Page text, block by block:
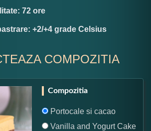
72 ore
+2/+4 grade Celsius
COMPOZITIA
Compozitia
Portocale si cacao
Vanilla and Yogurt Cake